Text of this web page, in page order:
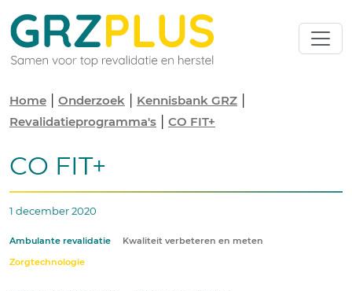
Home Onderzoek Kennisbank GRZ
Revalidatieprogramma's CO FIT+
CO FIT+
1 december 2020
Ambulante revalidatie
Kwaliteit verbeteren en meten
Zorgtechnologie